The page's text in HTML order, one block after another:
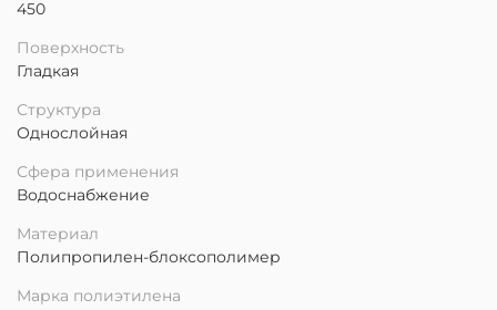
450
Поверхность
Гладкая
Структура
Однослойная
Сфера применения
Водоснабжение
Материал
Полипропилен-блоксополимер
Марка полиэтилена